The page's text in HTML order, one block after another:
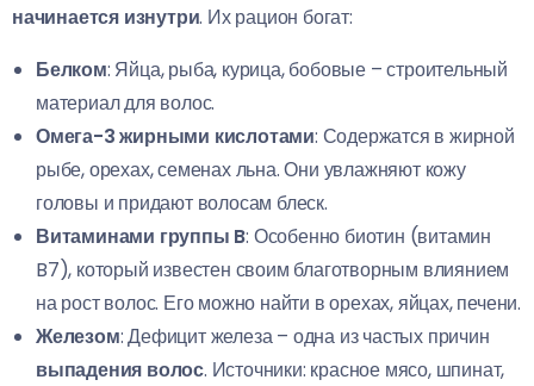
начинается изнутри. Их рацион богат:
Белком: Яйца, рыба, курица, бобовые – строительный
материал для волос.
Омега-3 жирными кислотами: Содержатся в жирной
рыбе, орехах, семенах льна. Они увлажняют кожу
головы и придают волосам блеск.
Витаминами группы B: Особенно биотин (витамин
B7), который известен своим благотворным влиянием
на рост волос. Его можно найти в орехах, яйцах, печени.
Железом: Дефицит железа – одна из частых причин
выпадения волос. Источники: красное мясо, шпинат,